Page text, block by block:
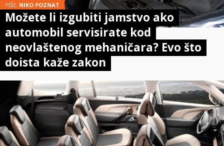
PIŠE: NIKO POZNAT
Možete li izgubiti jamstvo ako
automobil servisirate kod
neovlaštenog mehaničara? Evo što
doista kaže zakon